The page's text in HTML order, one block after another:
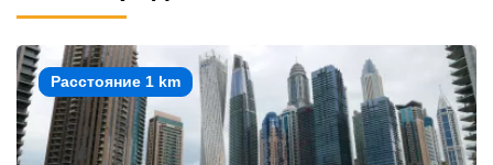
Расстояние 1 km